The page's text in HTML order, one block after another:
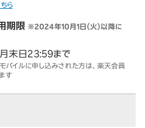
ら
期限 ※2024年10月1日（火）以降に
末日23:59まで
イルに申し込みされた方は、楽天会員
す